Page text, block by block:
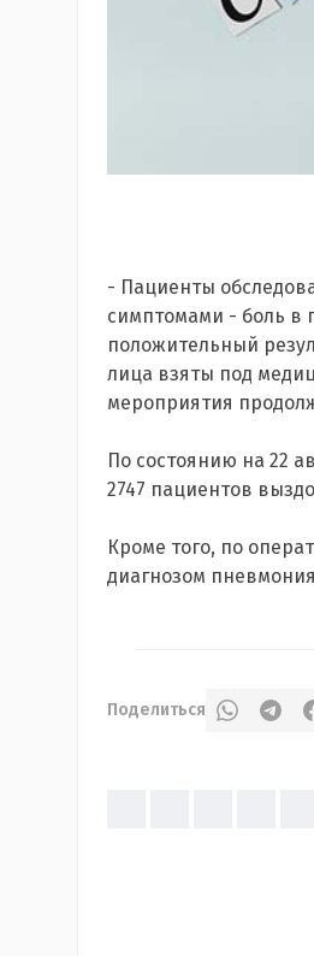
- Пациенты
симптомами - боль в
положительный
лица взяты под
мероприятия
По состоянию на 22
2747 пациентов
Кроме того, по
диагнозом
Поделиться